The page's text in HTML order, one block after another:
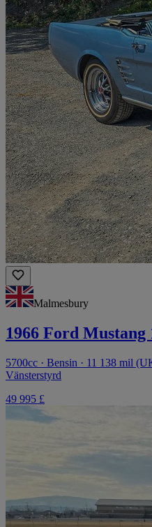
Malmesbury
1966 Ford Mustang
5700cc · Bensin · 11 138 mil
Vänsterstyrd
49 995 £